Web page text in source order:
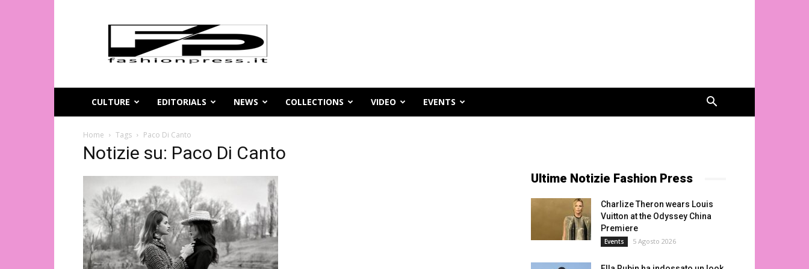
Magazine
moda
online
FashionPress.it
CULTURE
EDITORIALS NEWS COLLECTIONS VIDEO EVENTS
Home Tags Paco Di Canto
Notizie su: Paco Di Canto
Ultime Notizie Fashion Press
Charlize Theron wears Louis
Vuitton at the Odyssey China
Premiere
Events 5 Agosto 2026